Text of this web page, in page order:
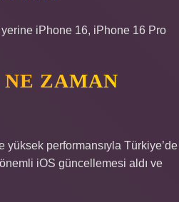
yerine iPhone 16, iPhone 16 Pro
ZAMAN
yüksek performansıyla Türkiye’de
iOS güncellemesi aldı ve